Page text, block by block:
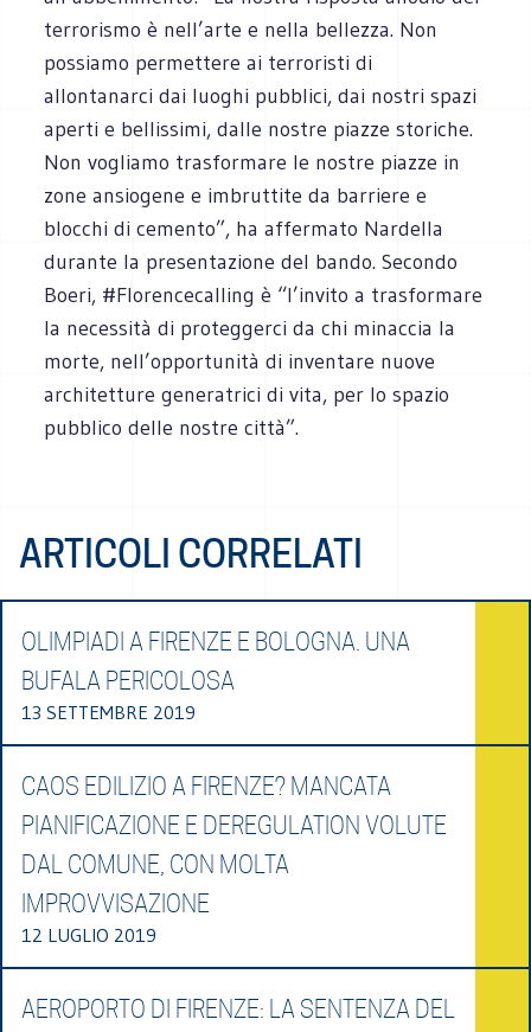
terrorismo è nell’arte e nella bellezza. Non
possiamo permettere ai terroristi di
allontanarci dai luoghi pubblici, dai nostri spazi
aperti e bellissimi, dalle nostre piazze storiche.
Non vogliamo trasformare le nostre piazze in
zone ansiogene e imbruttite da barriere e
blocchi di cemento”, ha affermato Nardella
durante la presentazione del bando. Secondo
Boeri, #Florencecalling è “l’invito a trasformare
la necessità di proteggerci da chi minaccia la
morte, nell’opportunità di inventare nuove
architetture generatrici di vita, per lo spazio
pubblico delle nostre città”.
ARTICOLI CORRELATI
OLIMPIADI A FIRENZE E BOLOGNA. UNA
BUFALA PERICOLOSA
13 SETTEMBRE 2019
CAOS EDILIZIO A FIRENZE? MANCATA
PIANIFICAZIONE E DEREGULATION VOLUTE
DAL COMUNE, CON MOLTA
IMPROVVISAZIONE
12 LUGLIO 2019
AEROPORTO DI FIRENZE: LA SENTENZA DEL